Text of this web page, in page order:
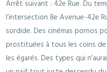
Arrêt suivant : 42e Rue. Du
l’intersection 8e Avenue-42e
sordide. Des cinémas pornos
prostituées à tous les coins
les égarés. Des types qui